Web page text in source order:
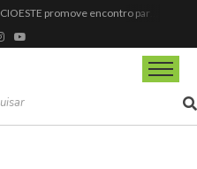
Ferrari F355 do Anderson Dick é a mais nova atração do Parque Dream Car de São Roque (SP)
Fundação de Barueri amplia política de inclusão e lança novo projeto educacional
Projeto “O Samba da Casa 26” chega a Itapevi para valorizar a música autoral e fortalecer a cultura local